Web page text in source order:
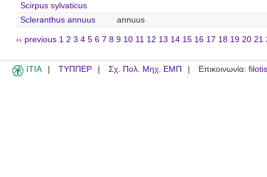
Scirpus sylvaticus
Scleranthus annuus
annuus
‹‹ previous 1 2 3 4 5 6 7 8 9 10 11 12 13 14 15 16 17 18 19 20 21
ITIA ΤΥΠΠΕΡ Σχ. Πολ. Μηχ. ΕΜΠ Επικοινωνία: